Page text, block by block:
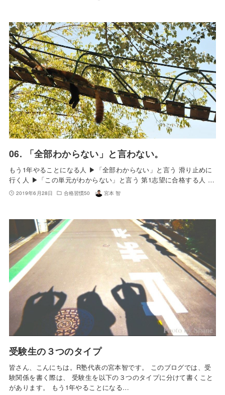
06. 「全部わからない」と言わない。
もう1年やることになる人 ▶︎「全部わからない」と言う 滑り止めに
行く人 ▶︎「この単元がわからない」と言う 第1志望に合格する人 …
2019年6月28日 合格習慣50 宮本 智
受験生の３つのタイプ
皆さん、こんにちは。R塾代表の宮本智です。 このブログでは、受
験関係を書く際は、 受験生を以下の３つのタイプに分けて書くこと
があります。 もう1年やることになる…